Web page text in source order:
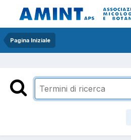
Pagina Iniziale